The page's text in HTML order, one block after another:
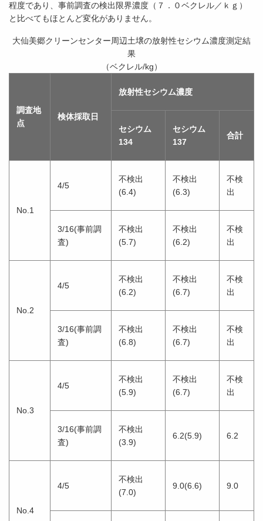
程度であり、事前調査の検出限界濃度（７．０ベクレル／ｋｇ）
と比べてもほとんど変化がありません。
大仙美郷クリーンセンター周辺土壌の放射性セシウム濃度測定結
果
（ベクレル/kg）
調査地
点
検体採取日
放射性セシウム濃度
セシウム
134
セシウム
137
合計
No.1
4/5
不検出
(6.4)
不検出
(6.3)
不検
出
3/16(事前調
査)
不検出
(5.7)
不検出
(6.2)
不検
出
No.2
4/5
不検出
(6.2)
不検出
(6.7)
不検
出
3/16(事前調
査)
不検出
(6.8)
不検出
(6.7)
不検
出
No.3
4/5
不検出
(5.9)
不検出
(6.7)
不検
出
3/16(事前調
査)
不検出
(3.9)
6.2(5.9) 6.2
No.4
4/5
不検出
(7.0)
9.0(6.6) 9.0